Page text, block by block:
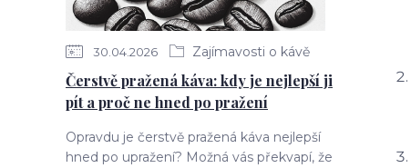
30.04.2026 Zajímavosti o kávě
Čerstvě pražená káva: kdy je nejlepší ji
pít a proč ne hned po pražení
Opravdu je čerstvě pražená káva nejlepší
hned po upražení? Možná vás překvapí, že